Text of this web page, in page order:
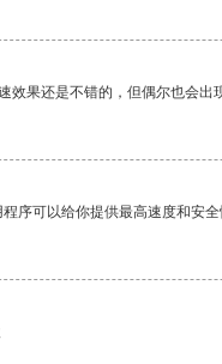
效果还是不错的，但偶尔也会
序可以给你提供最高速度和安全